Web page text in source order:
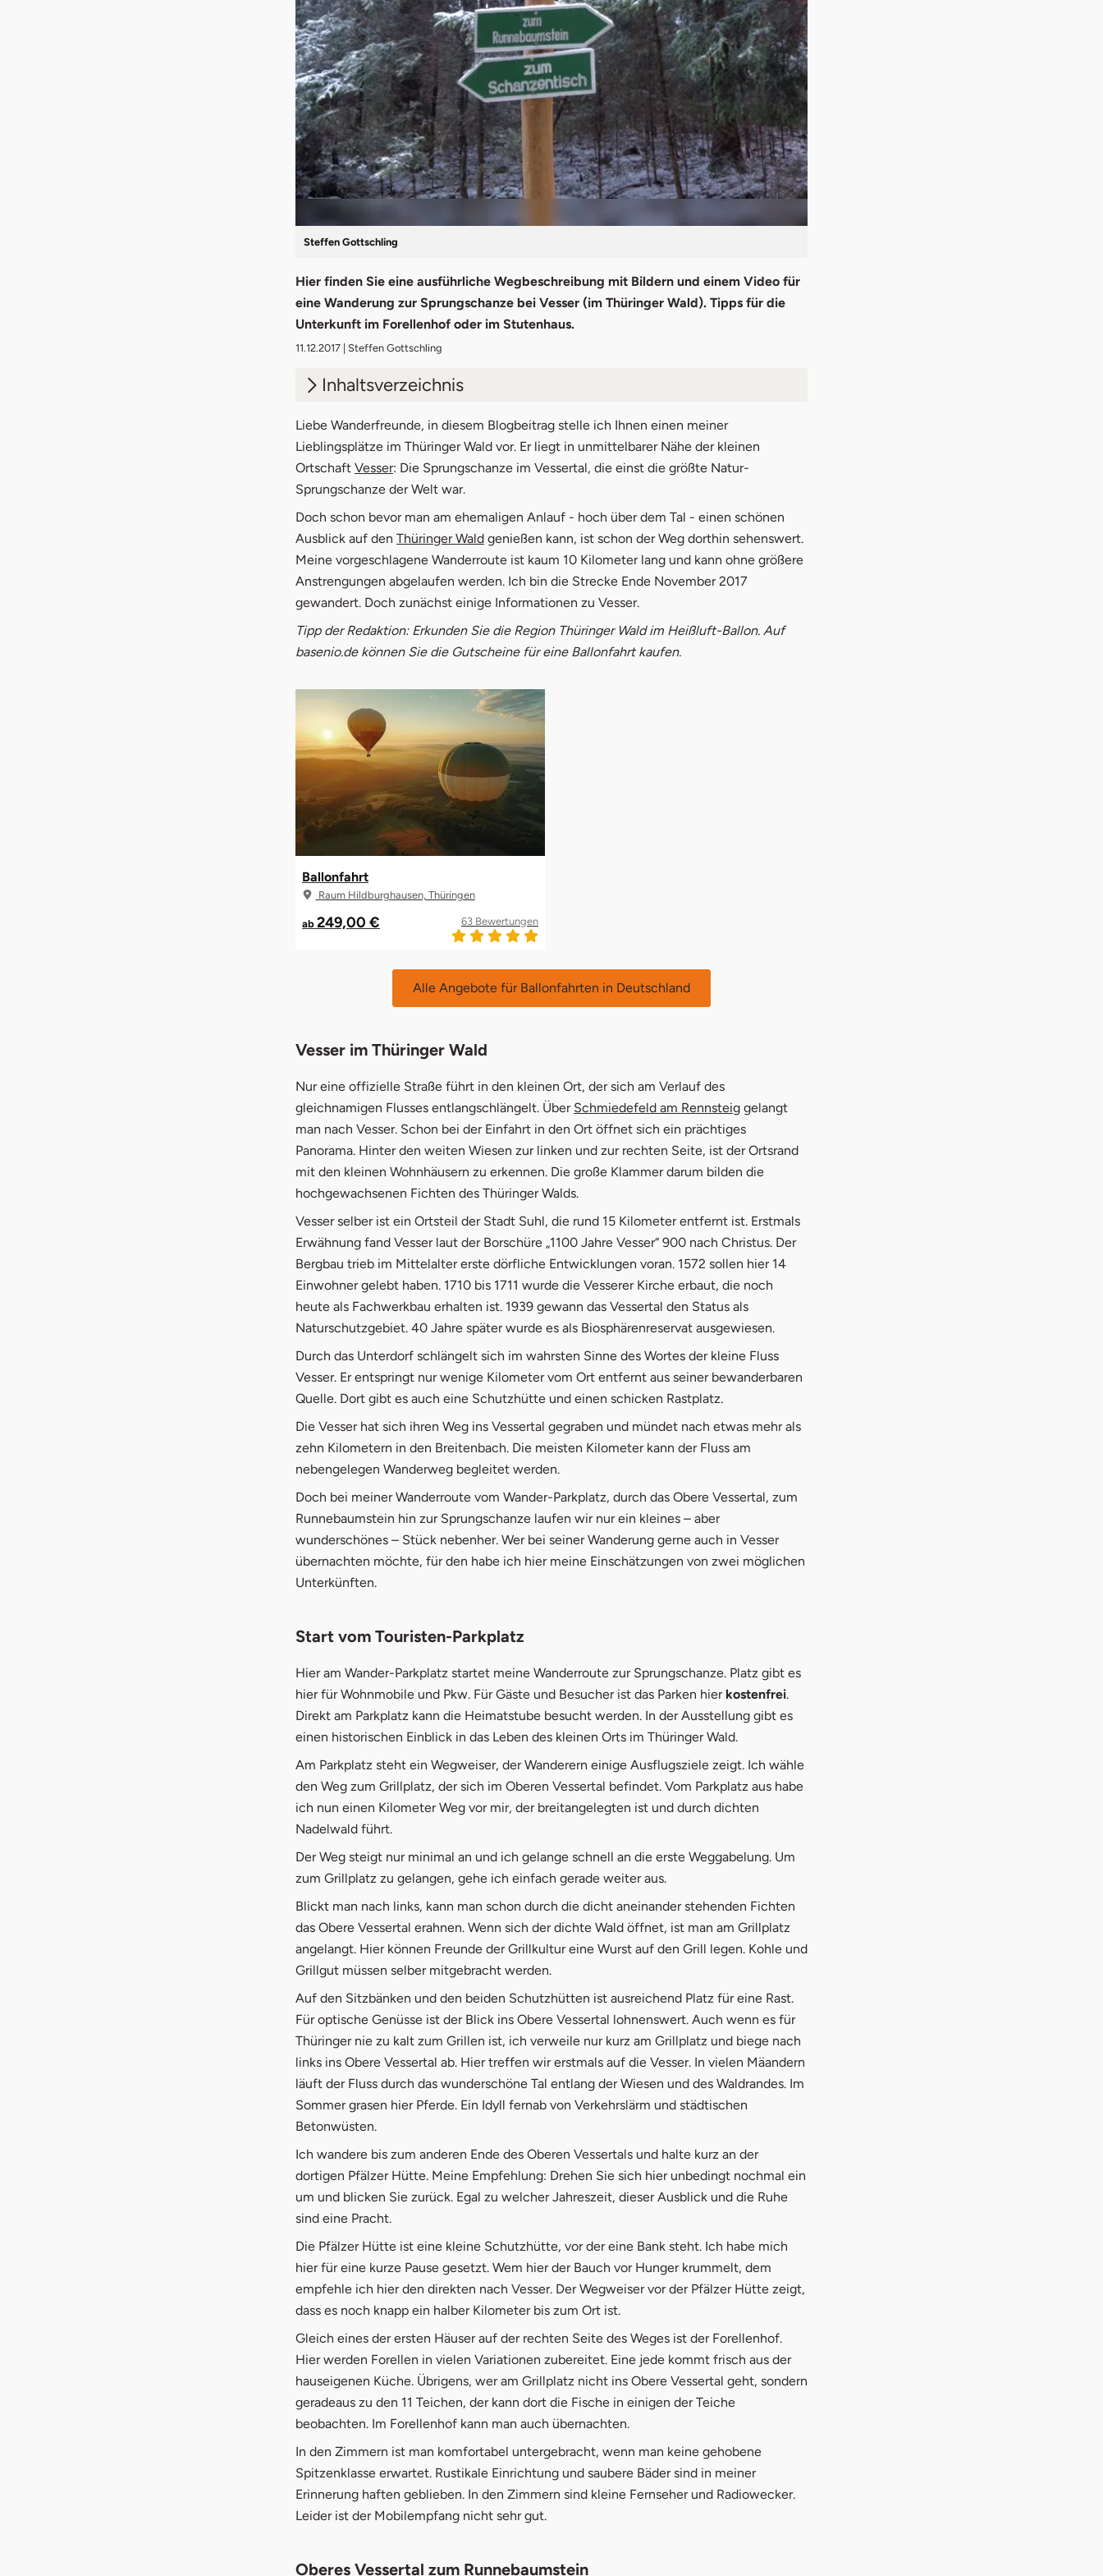
Steffen Gottschling
Hier finden Sie eine ausführliche Wegbeschreibung mit Bildern und einem Video für
eine Wanderung zur Sprungschanze bei Vesser (im Thüringer Wald). Tipps für die
Unterkunft im Forellenhof oder im Stutenhaus.
11.12.2017 | Steffen Gottschling
Inhaltsverzeichnis
1. Vesser im Thüringer Wald
2. Start vom Touristen-Parkplatz
3. Oberes Vessertal zum Runnebaumstein
4. Runnebaumstein zur Sprungschanze
Liebe Wanderfreunde, in diesem Blogbeitrag stelle ich Ihnen einen meiner
Lieblingsplätze im Thüringer Wald vor. Er liegt in unmittelbarer Nähe der kleinen
Ortschaft Vesseröffnet in neuem Fenster
: Die Sprungschanze im Vessertal, die einst die größte Natur-
Sprungschanze der Welt war.
Doch schon bevor man am ehemaligen Anlauf - hoch über dem Tal - einen schönen
Ausblick auf den Thüringer Waldöffnet in neuem Fenster
genießen kann, ist schon der Weg dorthin sehenswert.
Meine vorgeschlagene Wanderroute ist kaum 10 Kilometer lang und kann ohne größere
Anstrengungen abgelaufen werden. Ich bin die Strecke Ende November 2017
gewandert. Doch zunächst einige Informationen zu Vesser.
Tipp der Redaktion: Erkunden Sie die Region Thüringer Wald im Heißluft-Ballon. Auf
basenio.de können Sie die Gutscheine für eine Ballonfahrt kaufen.
Ballonfahrt
Raum Hildburghausen, Thüringen
ab 249,00 € 63 Bewertungen
Alle Angebote für Ballonfahrten in Deutschland
Vesser im Thüringer Wald
Nur eine offizielle Straße führt in den kleinen Ort, der sich am Verlauf des
gleichnamigen Flusses entlangschlängelt. Über Schmiedefeld am Rennsteigöffnet in neuem Fenster
gelangt
man nach Vesser. Schon bei der Einfahrt in den Ort öffnet sich ein prächtiges
Panorama. Hinter den weiten Wiesen zur linken und zur rechten Seite, ist der Ortsrand
mit den kleinen Wohnhäusern zu erkennen. Die große Klammer darum bilden die
hochgewachsenen Fichten des Thüringer Walds.
Vesser selber ist ein Ortsteil der Stadt Suhl, die rund 15 Kilometer entfernt ist. Erstmals
Erwähnung fand Vesser laut der Borschüre „1100 Jahre Vesser“ 900 nach Christus. Der
Bergbau trieb im Mittelalter erste dörfliche Entwicklungen voran. 1572 sollen hier 14
Einwohner gelebt haben. 1710 bis 1711 wurde die Vesserer Kirche erbaut, die noch
heute als Fachwerkbau erhalten ist. 1939 gewann das Vessertal den Status als
Naturschutzgebiet. 40 Jahre später wurde es als Biosphärenreservat ausgewiesen.
Durch das Unterdorf schlängelt sich im wahrsten Sinne des Wortes der kleine Fluss
Vesser. Er entspringt nur wenige Kilometer vom Ort entfernt aus seiner bewanderbaren
Quelle. Dort gibt es auch eine Schutzhütte und einen schicken Rastplatz.
Die Vesser hat sich ihren Weg ins Vessertal gegraben und mündet nach etwas mehr als
zehn Kilometern in den Breitenbach. Die meisten Kilometer kann der Fluss am
nebengelegen Wanderweg begleitet werden.
Doch bei meiner Wanderroute vom Wander-Parkplatz, durch das Obere Vessertal, zum
Runnebaumstein hin zur Sprungschanze laufen wir nur ein kleines – aber
wunderschönes – Stück nebenher. Wer bei seiner Wanderung gerne auch in Vesser
übernachten möchte, für den habe ich hier meine Einschätzungen von zwei möglichen
Unterkünften.
Start vom Touristen-Parkplatz
Hier am Wander-Parkplatz startet meine Wanderroute zur Sprungschanze. Platz gibt es
hier für Wohnmobile und Pkw. Für Gäste und Besucher ist das Parken hier kostenfrei.
Direkt am Parkplatz kann die Heimatstube besucht werden. In der Ausstellung gibt es
einen historischen Einblick in das Leben des kleinen Orts im Thüringer Wald.
Am Parkplatz steht ein Wegweiser, der Wanderern einige Ausflugsziele zeigt. Ich wähle
den Weg zum Grillplatz, der sich im Oberen Vessertal befindet. Vom Parkplatz aus habe
ich nun einen Kilometer Weg vor mir, der breitangelegten ist und durch dichten
Nadelwald führt.
Der Weg steigt nur minimal an und ich gelange schnell an die erste Weggabelung. Um
zum Grillplatz zu gelangen, gehe ich einfach gerade weiter aus.
Blickt man nach links, kann man schon durch die dicht aneinander stehenden Fichten
das Obere Vessertal erahnen. Wenn sich der dichte Wald öffnet, ist man am Grillplatz
angelangt. Hier können Freunde der Grillkultur eine Wurst auf den Grill legen. Kohle und
Grillgut müssen selber mitgebracht werden.
Auf den Sitzbänken und den beiden Schutzhütten ist ausreichend Platz für eine Rast.
Für optische Genüsse ist der Blick ins Obere Vessertal lohnenswert. Auch wenn es für
Thüringer nie zu kalt zum Grillen ist, ich verweile nur kurz am Grillplatz und biege nach
links ins Obere Vessertal ab. Hier treffen wir erstmals auf die Vesser. In vielen Mäandern
läuft der Fluss durch das wunderschöne Tal entlang der Wiesen und des Waldrandes. Im
Sommer grasen hier Pferde. Ein Idyll fernab von Verkehrslärm und städtischen
Betonwüsten.
Ich wandere bis zum anderen Ende des Oberen Vessertals und halte kurz an der
dortigen Pfälzer Hütte. Meine Empfehlung: Drehen Sie sich hier unbedingt nochmal ein
um und blicken Sie zurück. Egal zu welcher Jahreszeit, dieser Ausblick und die Ruhe
sind eine Pracht.
Die Pfälzer Hütte ist eine kleine Schutzhütte, vor der eine Bank steht. Ich habe mich
hier für eine kurze Pause gesetzt. Wem hier der Bauch vor Hunger krummelt, dem
empfehle ich hier den direkten nach Vesser. Der Wegweiser vor der Pfälzer Hütte zeigt,
dass es noch knapp ein halber Kilometer bis zum Ort ist.
Gleich eines der ersten Häuser auf der rechten Seite des Weges ist der Forellenhof.
Hier werden Forellen in vielen Variationen zubereitet. Eine jede kommt frisch aus der
hauseigenen Küche. Übrigens, wer am Grillplatz nicht ins Obere Vessertal geht, sondern
geradeaus zu den 11 Teichen, der kann dort die Fische in einigen der Teiche
beobachten. Im Forellenhof kann man auch übernachten.
In den Zimmern ist man komfortabel untergebracht, wenn man keine gehobene
Spitzenklasse erwartet. Rustikale Einrichtung und saubere Bäder sind in meiner
Erinnerung haften geblieben. In den Zimmern sind kleine Fernseher und Radiowecker.
Leider ist der Mobilempfang nicht sehr gut.
Oberes Vessertal zum Runnebaumstein